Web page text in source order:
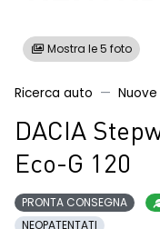
Mostra le 5 foto
Ricerca auto Nuove
DACIA
Eco-G 120
PRONTA CONSEGNA
NEOPATENTATI